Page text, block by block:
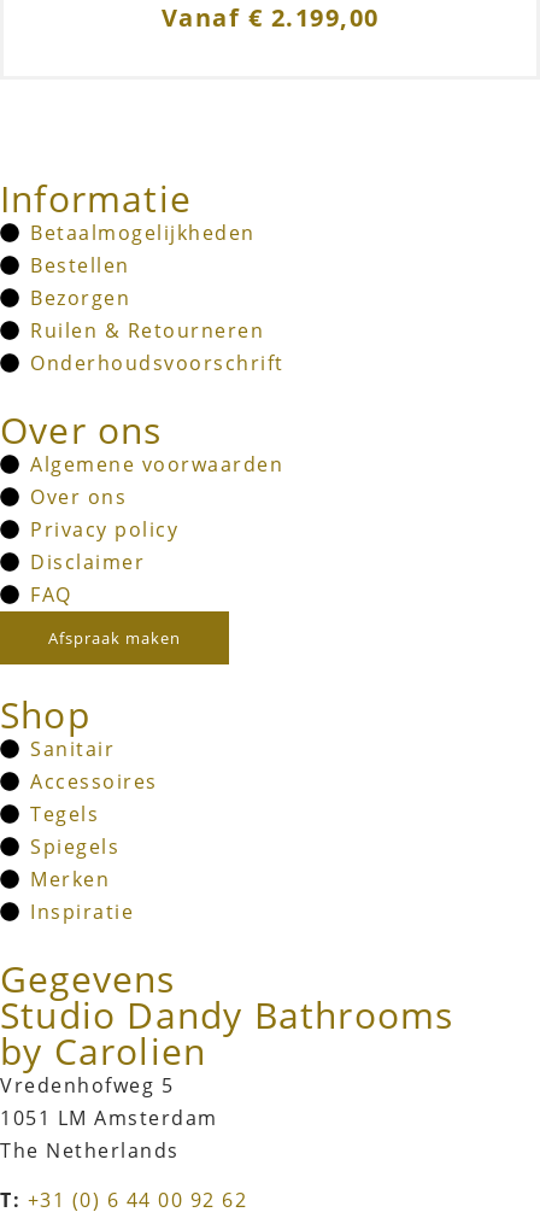
Vanaf € 2.199,00
Informatie
Betaalmogelijkheden
Bestellen
Bezorgen
Ruilen & Retourneren
Onderhoudsvoorschrift
Over ons
Algemene voorwaarden
Over ons
Privacy policy
Disclaimer
FAQ
Afspraak maken
Shop
Sanitair
Accessoires
Tegels
Spiegels
Merken
Inspiratie
Gegevens
Studio Dandy Bathrooms
by Carolien
Vredenhofweg 5
1051 LM Amsterdam
The Netherlands
T: +31 (0) 6 44 00 92 62